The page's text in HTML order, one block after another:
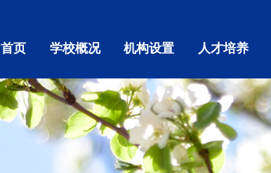
首页 学校概况 机构设置 人才培养